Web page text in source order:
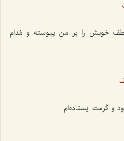
خویش را بر من پیوسته و مُدام
و کَرمت ایستاده‌ام